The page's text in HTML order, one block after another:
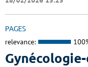
PAGES
relevance: